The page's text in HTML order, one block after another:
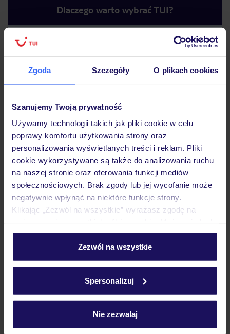
Zgoda Szczegóły O plikach cookies
Szanujemy Twoją prywatność
Używamy technologii takich jak pliki cookie w celu
poprawy komfortu użytkowania strony oraz
personalizowania wyświetlanych treści i reklam. Pliki
cookie wykorzystywane są także do analizowania ruchu
na naszej stronie oraz oferowania funkcji mediów
społecznościowych. Brak zgody lub jej wycofanie może
negatywnie wpłynąć na niektóre funkcje strony.
Klikając „Zezwól na wszystkie” wyrażasz zgodę na
personalizować swój wybór wchodząc w zakładkę
Szczegółowe informacje o plikach cookie znajdziesz
Zezwól na wszystkie
Spersonalizuj
Nie zezwalaj
Dlaczego warto wybrać TUI?
Lider niskich cen
Największe biuro
podróży w Polsce
30 lat w
Hotel
Pokoje
Wyżywienie
Ważne informacje